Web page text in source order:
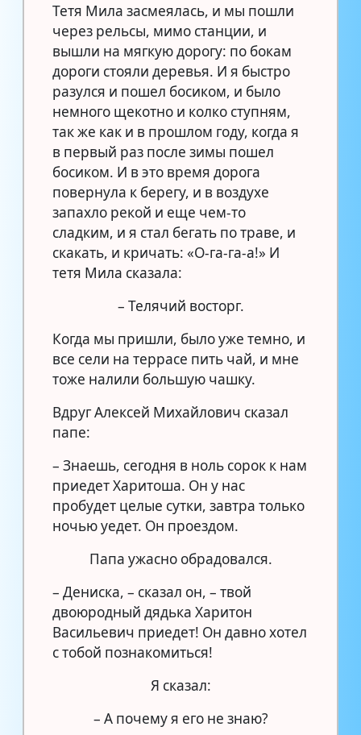
Тетя Мила засмеялась, и мы пошли
через рельсы, мимо станции, и
вышли на мягкую дорогу: по бокам
дороги стояли деревья. И я быстро
разулся и пошел босиком, и было
немного щекотно и колко ступням,
так же как и в прошлом году, когда я
в первый раз после зимы пошел
босиком. И в это время дорога
повернула к берегу, и в воздухе
запахло рекой и еще чем-то
сладким, и я стал бегать по траве, и
скакать, и кричать: «О-га-га-а!» И
тетя Мила сказала:
– Телячий восторг.
Когда мы пришли, было уже темно, и
все сели на террасе пить чай, и мне
тоже налили большую чашку.
Вдруг Алексей Михайлович сказал
папе:
– Знаешь, сегодня в ноль сорок к нам
приедет Харитоша. Он у нас
пробудет целые сутки, завтра только
ночью уедет. Он проездом.
Папа ужасно обрадовался.
– Дениска, – сказал он, – твой
двоюродный дядька Харитон
Васильевич приедет! Он давно хотел
с тобой познакомиться!
Я сказал:
– А почему я его не знаю?